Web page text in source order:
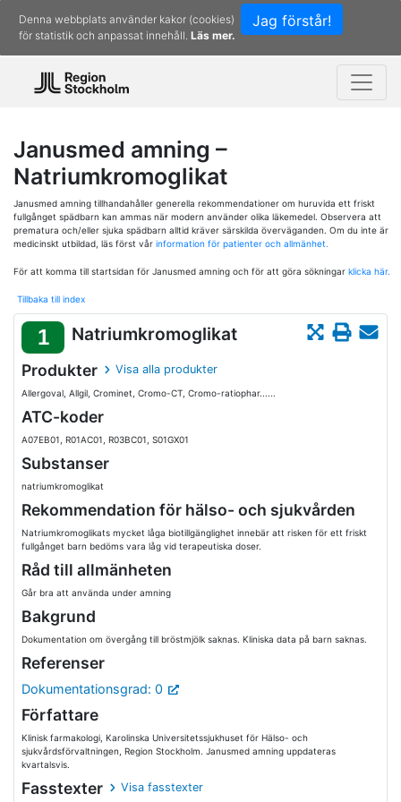
Jag förstår!
Denna webbplats använder kakor (cookies)
för statistik och anpassat innehåll. Läs mer.
Janusmed amning –
Natriumkromoglikat
Janusmed amning tillhandahåller generella rekommendationer om huruvida ett friskt
fullgånget spädbarn kan ammas när modern använder olika läkemedel. Observera att
prematura och/eller sjuka spädbarn alltid kräver särskilda överväganden. Om du inte är
medicinskt utbildad, läs först vår information för patienter och allmänhet.
För att komma till startsidan för Janusmed amning och för att göra sökningar klicka här.
Tillbaka till index
1 Natriumkromoglikat
Produkter Visa alla produkter
Allergoval, Allgil, Crominet, Cromo-CT, Cromo-ratiophar......
ATC-koder
A07EB01, R01AC01, R03BC01, S01GX01
Substanser
natriumkromoglikat
Rekommendation för hälso- och sjukvården
Natriumkromoglikats mycket låga biotillgänglighet innebär att risken för ett friskt
fullgånget barn bedöms vara låg vid terapeutiska doser.
Råd till allmänheten
Går bra att använda under amning
Bakgrund
Dokumentation om övergång till bröstmjölk saknas. Kliniska data på barn saknas.
Referenser
Dokumentationsgrad: 0
Författare
Klinisk farmakologi, Karolinska Universitetssjukhuset för Hälso- och
sjukvårdsförvaltningen, Region Stockholm. Janusmed amning uppdateras
kvartalsvis.
Fasstexter Visa fasstexter